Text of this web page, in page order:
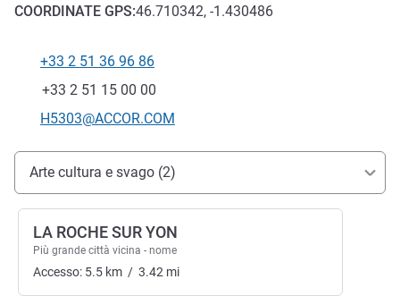
COORDINATE GPS:46.710342, -1.430486
Telefono
+33 2 51 36 96 86
Fax
+33 2 51 15 00 00
E-mail di contatto
H5303@ACCOR.COM
Accesso e trasporti
Arte cultura e svago (2)
LA ROCHE SUR YON
Più grande città vicina - nome
Accesso: 5.5 km / 3.42 mi